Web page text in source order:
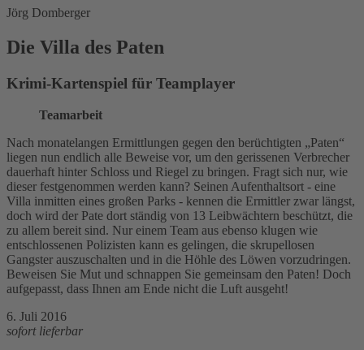
Jörg Domberger
Die Villa des Paten
Krimi-Kartenspiel für Teamplayer
Teamarbeit
Nach monatelangen Ermittlungen gegen den berüchtigten „Paten“
liegen nun endlich alle Beweise vor, um den gerissenen Verbrecher
dauerhaft hinter Schloss und Riegel zu bringen. Fragt sich nur, wie
dieser festgenommen werden kann? Seinen Aufenthaltsort - eine
Villa inmitten eines großen Parks - kennen die Ermittler zwar längst,
doch wird der Pate dort ständig von 13 Leibwächtern beschützt, die
zu allem bereit sind. Nur einem Team aus ebenso klugen wie
entschlossenen Polizisten kann es gelingen, die skrupellosen
Gangster auszuschalten und in die Höhle des Löwen vorzudringen.
Beweisen Sie Mut und schnappen Sie gemeinsam den Paten! Doch
aufgepasst, dass Ihnen am Ende nicht die Luft ausgeht!
6. Juli 2016
sofort lieferbar